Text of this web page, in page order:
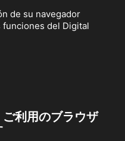
de su navegador
del Digital
利用のブラウザ